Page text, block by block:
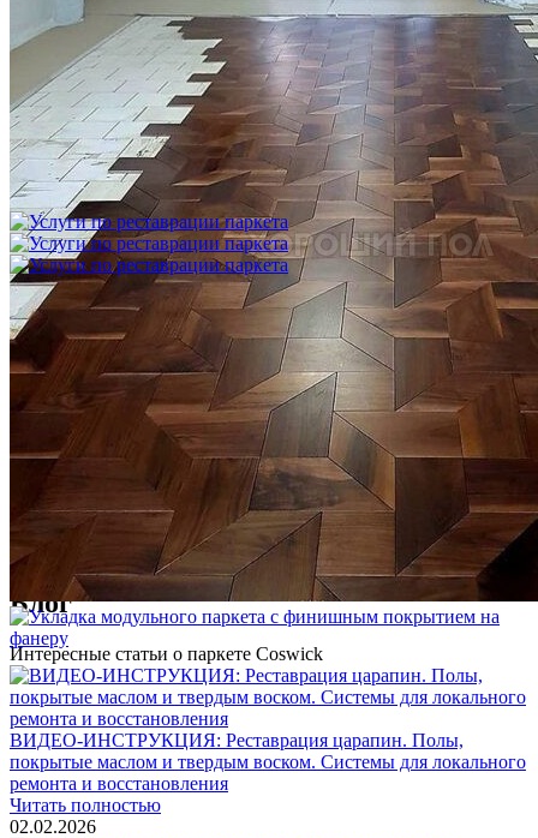
Укладка модульного паркета с финишным покрытием на
фанеру
3 600 ₽
Услуги по реставрации паркета
1 500 ₽
Блог
Интересные статьи о паркете Coswick
ВИДЕО-ИНСТРУКЦИЯ: Реставрация царапин. Полы,
покрытые маслом и твердым воском. Системы для локального
ремонта и восстановления
Читать полностью
02.02.2026